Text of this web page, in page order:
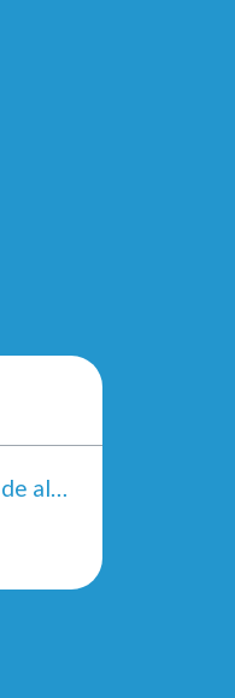
Descubra la aplicación de gestión de alquileres y arrendamientos